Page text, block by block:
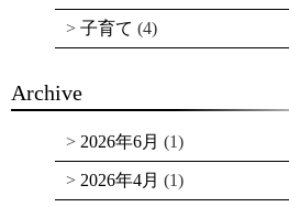
子育て (4)
Archive
2026年6月 (1)
2026年4月 (1)